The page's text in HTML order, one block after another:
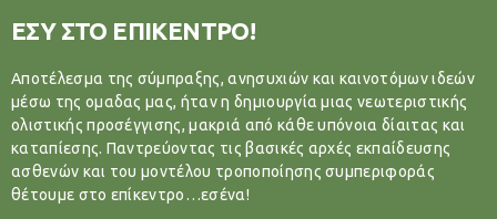
ΕΣΥ ΣΤΟ ΕΠΙΚΕΝΤΡΟ!
Αποτέλεσμα της σύμπραξης, ανησυχιών και καινοτόμων ιδεών
μέσω της ομαδας μας, ήταν η δημιουργία μιας νεωτεριστικής
ολιστικής προσέγγισης, μακριά από κάθε υπόνοια δίαιτας και
καταπίεσης. Παντρεύοντας τις βασικές αρχές εκπαίδευσης
ασθενών και του μοντέλου τροποποίησης συμπεριφοράς
θέτουμε στο επίκεντρο…εσένα!